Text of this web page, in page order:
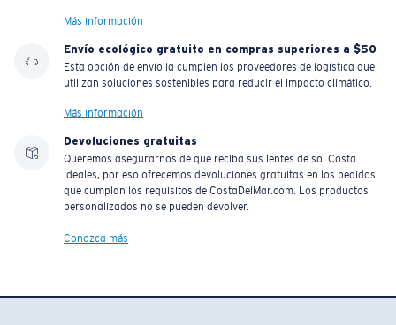
Más información
Envío ecológico gratuito en compras superiores a $50
Esta opción de envío la cumplen los proveedores de logística que
utilizan soluciones sostenibles para reducir el impacto climático.
Más información
Devoluciones gratuitas
Queremos asegurarnos de que reciba sus lentes de sol Costa
ideales, por eso ofrecemos devoluciones gratuitas en los pedidos
que cumplan los requisitos de CostaDelMar.com. Los productos
personalizados no se pueden devolver.
Conozca más